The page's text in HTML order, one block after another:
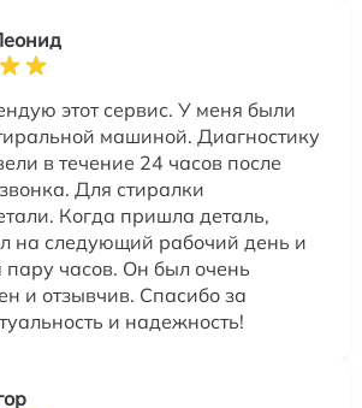
этот сервис. У меня были
машиной. Диагностику
в течение 24 часов после
Для стиралки
Когда пришла деталь,
на следующий рабочий день и
пару часов. Он был очень
и отзывчив. Спасибо за
и надежность!